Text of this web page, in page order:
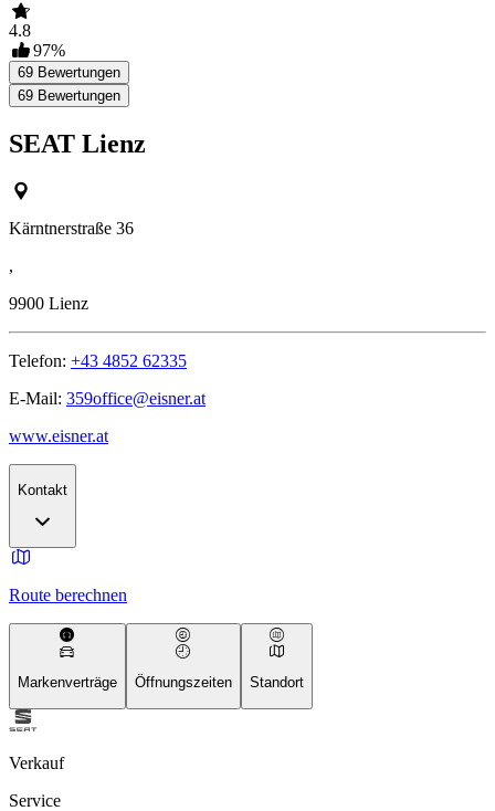
4.8
97%
69 Bewertungen
69 Bewertungen
SEAT Lienz
Kärntnerstraße 36
,
9900 Lienz
Telefon: +43 4852 62335
E-Mail: 359office@eisner.at
www.eisner.at
Kontakt
Route berechnen
Markenverträge Öffnungszeiten Standort
Verkauf
Service